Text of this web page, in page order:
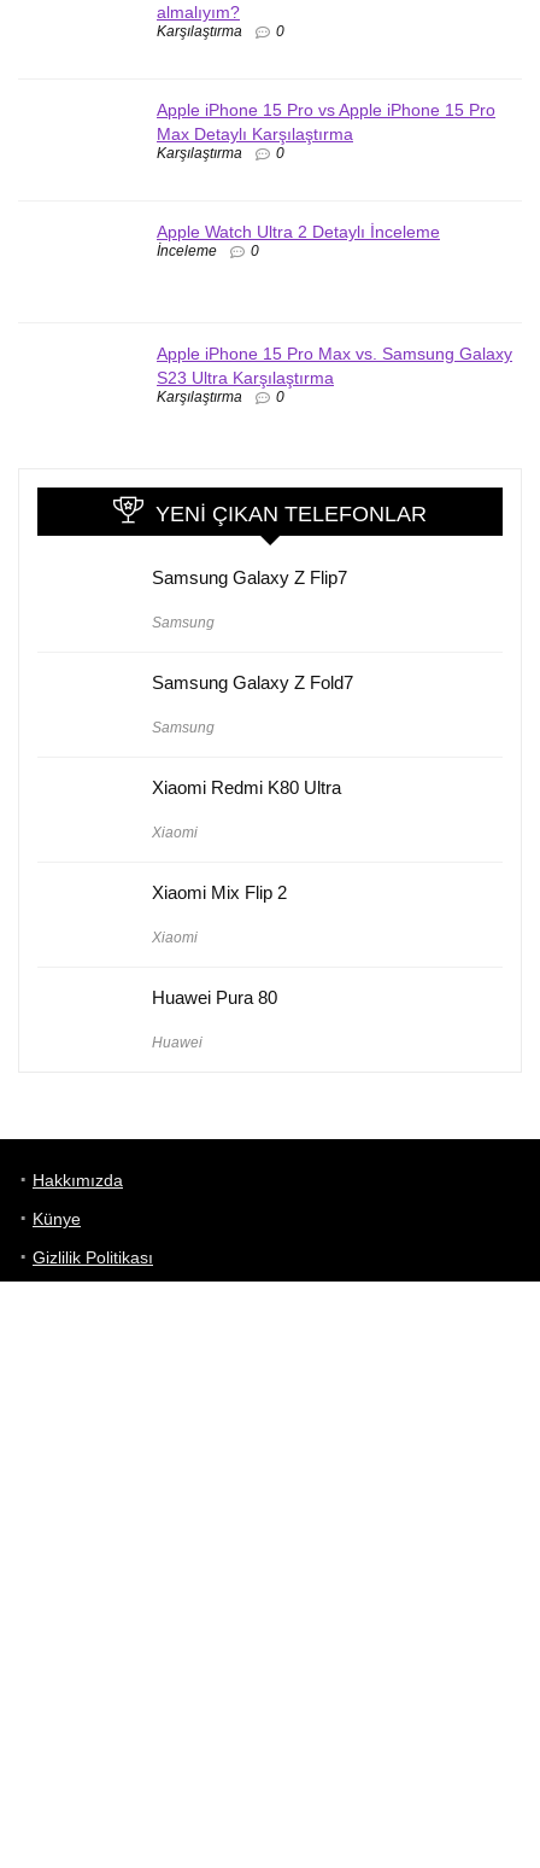
almalıyım?
Karşılaştırma 0
Apple iPhone 15 Pro vs Apple iPhone 15 Pro
Max Detaylı Karşılaştırma
Karşılaştırma 0
Apple Watch Ultra 2 Detaylı İnceleme
İnceleme 0
Apple iPhone 15 Pro Max vs. Samsung Galaxy
S23 Ultra Karşılaştırma
Karşılaştırma 0
YENI ÇIKAN TELEFONLAR
Samsung Galaxy Z Flip7
Samsung
Samsung Galaxy Z Fold7
Samsung
Xiaomi Redmi K80 Ultra
Xiaomi
Xiaomi Mix Flip 2
Xiaomi
Huawei Pura 80
Huawei
Hakkımızda
Künye
Gizlilik Politikası